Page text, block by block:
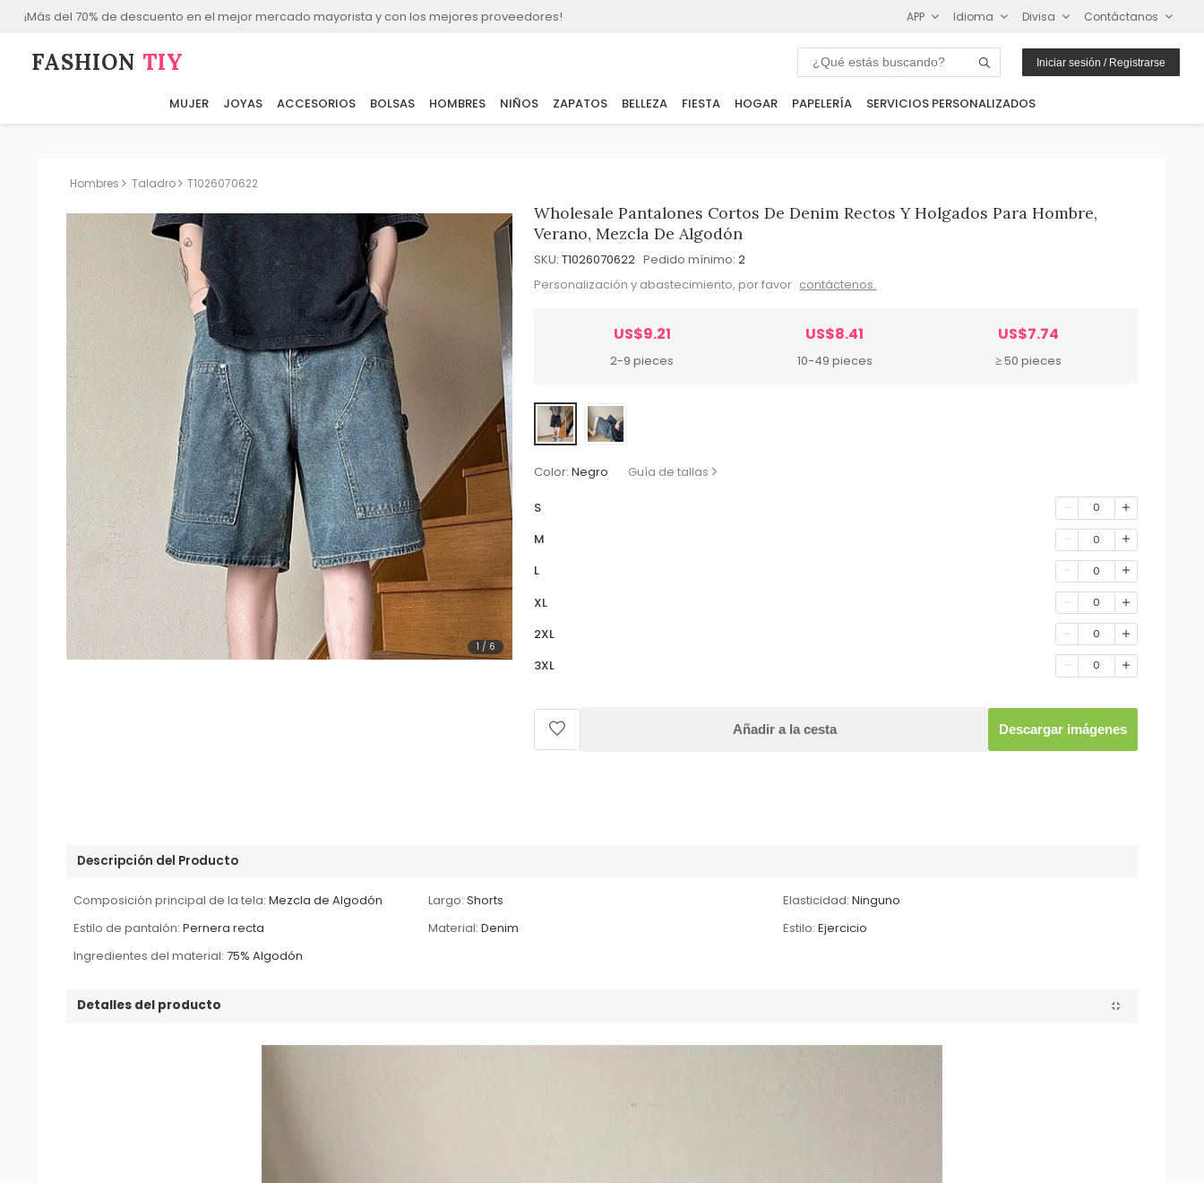
¡Más del 70% de descuento en el mejor mercado mayorista y con los mejores proveedores! APP Idioma Divisa Contáctanos
FASHION⁠ TIY Iniciar sesión / Registrarse
MUJER JOYAS ACCESORIOS BOLSAS HOMBRES NIÑOS ZAPATOS BELLEZA FIESTA HOGAR PAPELERÍA SERVICIOS PERSONALIZADOS
Hombres Taladro T1026070622
1 / 6
Wholesale Pantalones Cortos De Denim Rectos Y Holgados Para Hombre,
Verano, Mezcla De Algodón
SKU: T1026070622 Pedido mínimo: 2
Personalización y abastecimiento, por favor contáctenos.
US$9.21
2-9 pieces
US$8.41
10-49 pieces
US$7.74
≥ 50 pieces
Color: Negro Guía de tallas
S 0
M 0
L 0
XL 0
2XL 0
3XL 0
Añadir a la cesta Descargar imágenes
Descripción del Producto
Composición principal de la tela: Mezcla de Algodón Largo: Shorts Elasticidad: Ninguno
Estilo de pantalón: Pernera recta Material: Denim Estilo: Ejercicio
Ingredientes del material: 75% Algodón
Detalles del producto